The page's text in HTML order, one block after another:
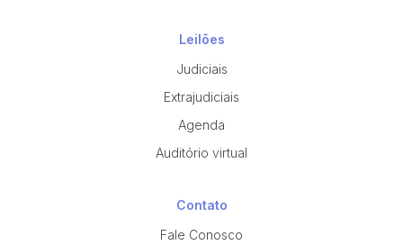
Leilões
Judiciais
Extrajudiciais
Agenda
Auditório virtual
Contato
Fale Conosco